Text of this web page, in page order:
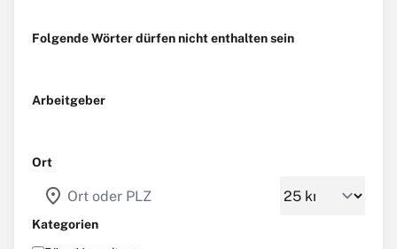
Folgende Wörter dürfen nicht enthalten sein
Arbeitgeber
Ort
location_on
Kategorien